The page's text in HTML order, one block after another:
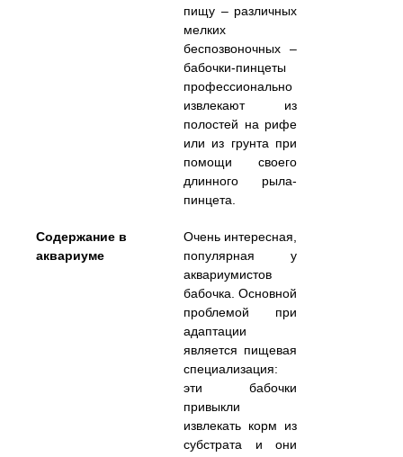
пищу – различных
мелких
беспозвоночных –
бабочки-пинцеты
профессионально
извлекают из
полостей на рифе
или из грунта при
помощи своего
длинного рыла-
пинцета.
Содержание в
аквариуме
Очень интересная,
популярная у
аквариумистов
бабочка. Основной
проблемой при
адаптации
является пищевая
специализация:
эти бабочки
привыкли
извлекать корм из
субстрата и они